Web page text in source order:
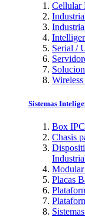
Cellular
Serial /
Sistemas
Box IPC
Chasis
Placas